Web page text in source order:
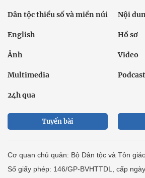
Dân tộc thiểu số và miền núi Nội
English Hồ sơ
Ảnh Video
Multimedia Podcast
24h qua
Tuyến bài
Cơ quan chủ quản: Bộ Dân tộc và Tôn
Số giấy phép: 146/GP-BVHTTDL, cấp